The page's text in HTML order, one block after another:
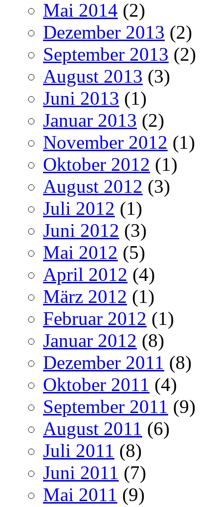
Mai 2014 (2)
Dezember 2013 (2)
September 2013 (2)
August 2013 (3)
Juni 2013 (1)
Januar 2013 (2)
November 2012 (1)
Oktober 2012 (1)
August 2012 (3)
Juli 2012 (1)
Juni 2012 (3)
Mai 2012 (5)
April 2012 (4)
März 2012 (1)
Februar 2012 (1)
Januar 2012 (8)
Dezember 2011 (8)
Oktober 2011 (4)
September 2011 (9)
August 2011 (6)
Juli 2011 (8)
Juni 2011 (7)
Mai 2011 (9)